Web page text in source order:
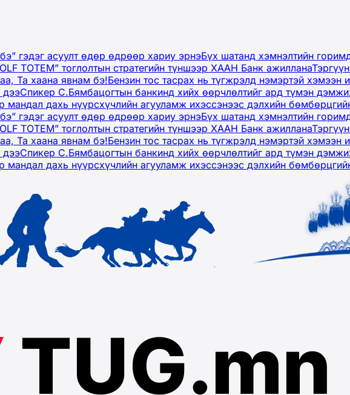
гэдэг асуулт өдөр өдрөөр хариу эрнэБүх шатанд хэмнэлтийн
TOTEM” тоглолтын стратегийн түншээр ХААН Банк ажиллана
Та хаана явнам бэ!Бензин тос тасрах нь түгжрэлд нэмэртэй
дээСпикер С.Бямбацогтын банкинд хийх өөрчлөлтийг ард түмэн
мандал дахь нүүрсхүчлийн агууламж ихэссэнээс дэлхийн
гэдэг асуулт өдөр өдрөөр хариу эрнэБүх шатанд хэмнэлтийн
TOTEM” тоглолтын стратегийн түншээр ХААН Банк ажиллана
Та хаана явнам бэ!Бензин тос тасрах нь түгжрэлд нэмэртэй
дээСпикер С.Бямбацогтын банкинд хийх өөрчлөлтийг ард түмэн
мандал дахь нүүрсхүчлийн агууламж ихэссэнээс дэлхийн